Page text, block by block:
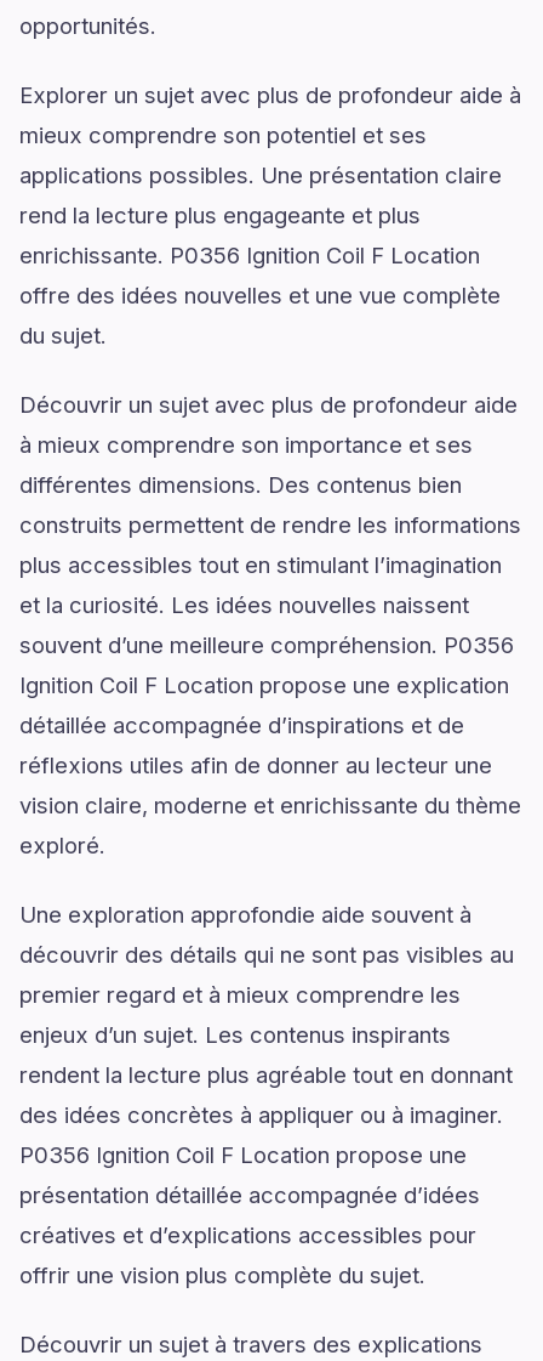
opportunités.
Explorer un sujet avec plus de profondeur aide à
mieux comprendre son potentiel et ses
applications possibles. Une présentation claire
rend la lecture plus engageante et plus
enrichissante. P0356 Ignition Coil F Location
offre des idées nouvelles et une vue complète
du sujet.
Découvrir un sujet avec plus de profondeur aide
à mieux comprendre son importance et ses
différentes dimensions. Des contenus bien
construits permettent de rendre les informations
plus accessibles tout en stimulant l’imagination
et la curiosité. Les idées nouvelles naissent
souvent d’une meilleure compréhension. P0356
Ignition Coil F Location propose une explication
détaillée accompagnée d’inspirations et de
réflexions utiles afin de donner au lecteur une
vision claire, moderne et enrichissante du thème
exploré.
Une exploration approfondie aide souvent à
découvrir des détails qui ne sont pas visibles au
premier regard et à mieux comprendre les
enjeux d’un sujet. Les contenus inspirants
rendent la lecture plus agréable tout en donnant
des idées concrètes à appliquer ou à imaginer.
P0356 Ignition Coil F Location propose une
présentation détaillée accompagnée d’idées
créatives et d’explications accessibles pour
offrir une vision plus complète du sujet.
Découvrir un sujet à travers des explications